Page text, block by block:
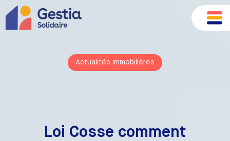
Actualités immobilières
Loi Cosse comment